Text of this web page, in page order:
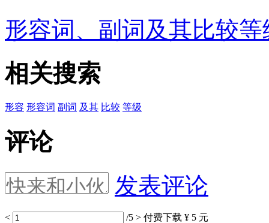
形容词、副词及其比较等
相关搜索
形容 形容词 副词 及其 比较 等级
评论
发表评论
< /5 > 付费下载 ¥ 5 元